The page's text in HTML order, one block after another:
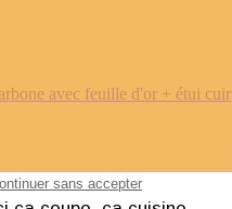
avec feuille d'or + étui cuir